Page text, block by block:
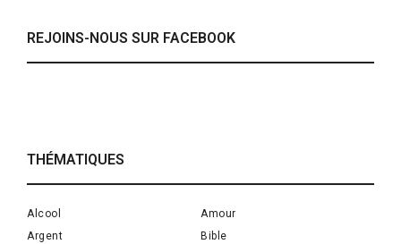
REJOINS-NOUS SUR FACEBOOK
THÉMATIQUES
Alcool
Amour
Argent
Bible